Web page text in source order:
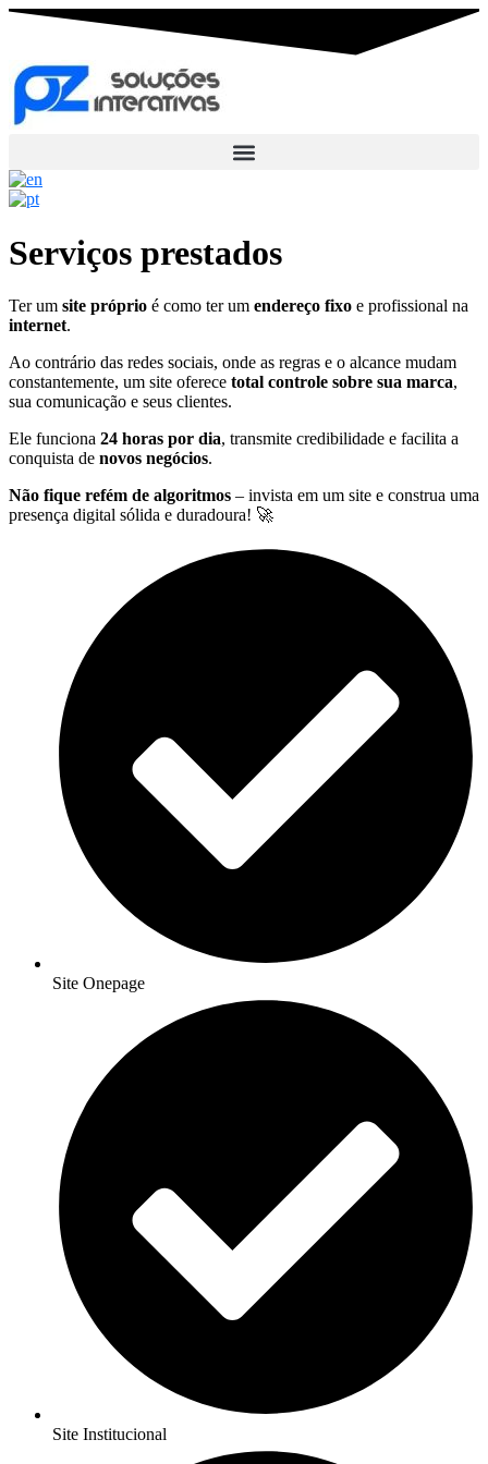
Ir
conteúdo
Serviços prestados
Ter um site próprio é como ter um endereço fixo e profissional na
internet.
Ao contrário das redes sociais, onde as regras e o alcance mudam
constantemente, um site oferece total controle sobre sua marca,
sua comunicação e seus clientes.
Ele funciona 24 horas por dia, transmite credibilidade e facilita a
conquista de novos negócios.
Não fique refém de algoritmos – invista em um site e construa uma
presença digital sólida e duradoura! 🚀
Site Onepage
Site Institucional